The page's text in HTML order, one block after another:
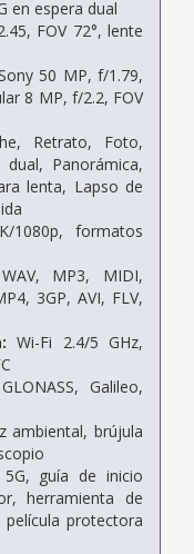
en espera dual
FOV 72°, lente
50 MP, f/1.79,
8 MP, f/2.2, FOV
Retrato, Foto,
Panorámica,
lenta, Lapso de
1080p, formatos
MP3, MIDI,
3GP, AVI, FLV,
Wi-Fi 2.4/5 GHz,
Galileo,
ambiental, brújula
guía de inicio
herramienta de
protectora